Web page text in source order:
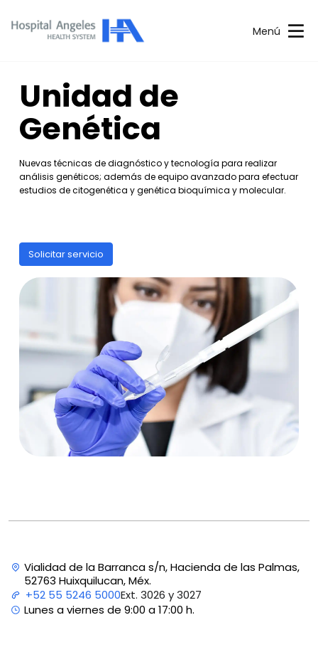
Menú
Unidad de
Genética
Nuevas técnicas de diagnóstico y tecnología para realizar
análisis genéticos; además de equipo avanzado para efectuar
estudios de citogenética y genética bioquímica y molecular.
Solicitar servicio
Vialidad de la Barranca s/n, Hacienda de las Palmas,
52763 Huixquilucan, Méx.
+52 55 5246 5000Ext. 3026 y 3027
Lunes a viernes de 9:00 a 17:00 h.